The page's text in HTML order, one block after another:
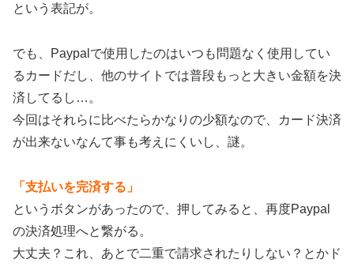
という表記が。
でも、Paypalで使用したのはいつも問題なく使用してい
るカードだし、他のサイトでは普段もっと大きい金額を決
済してるし…。
今回はそれらに比べたらかなりの少額なので、カード決済
が出来ないなんて事も考えにくいし、謎。
「支払いを完済する」
というボタンがあったので、押してみると、再度Paypal
の決済処理へと繋がる。
大丈夫？これ、あとで二重で請求されたりしない？とかド